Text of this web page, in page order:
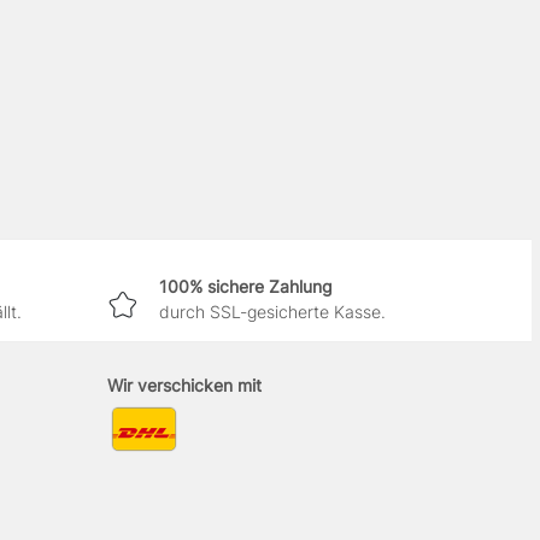
100% sichere Zahlung
durch SSL-gesicherte Kasse.
Wir verschicken mit